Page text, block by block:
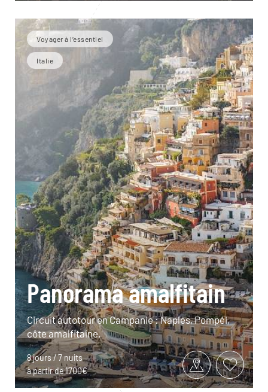
Voyager à l’essentiel
Italie
Panorama amalfitain
Circuit autotour en Campanie : Naples, Pompéi,
côte amalfitaine.
8 jours / 7 nuits
à partir de 1700€